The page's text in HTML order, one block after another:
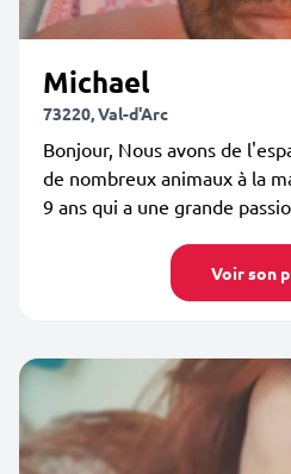
Michael
73220, Val-d'Arc
Bonjour, Nous avons de
de nombreux animaux à la
9 ans qui a une grande
Voir son